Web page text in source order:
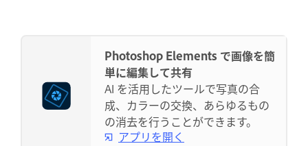
Photoshop Elements で画像を簡
単に編集して共有
AI を活用したツールで写真の合
成、カラーの交換、あらゆるもの
の消去を行うことができます。
アプリを開く